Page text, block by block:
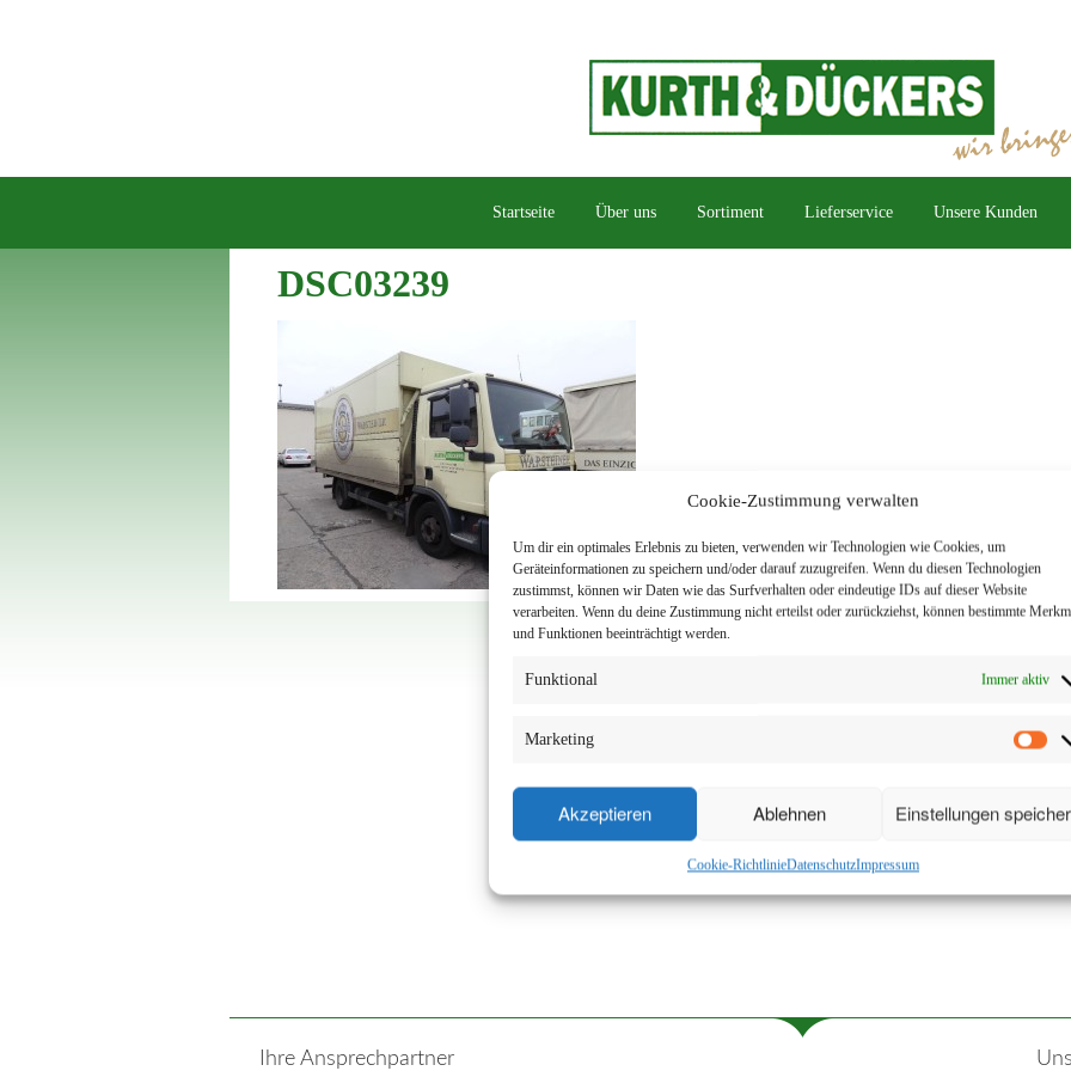
Cookie-Zustimmung verwalten
Um dir ein optimales Erlebnis zu bieten, verwenden wir Technologien wie Cookies, um
Geräteinformationen zu speichern und/oder darauf zuzugreifen. Wenn du diesen Technologien
zustimmst, können wir Daten wie das Surfverhalten oder eindeutige IDs auf dieser Website
verarbeiten. Wenn du deine Zustimmung nicht erteilst oder zurückziehst, können bestimmte
und Funktionen beeinträchtigt werden.
Funktional Immer aktiv
Marketing
Akzeptieren Ablehnen Einstellungen
Cookie-RichtlinieDatenschutzImpressum
Startseite Über uns Sortiment Lieferservice Unsere Kunden
DSC03239
Ihre Ansprechpartner